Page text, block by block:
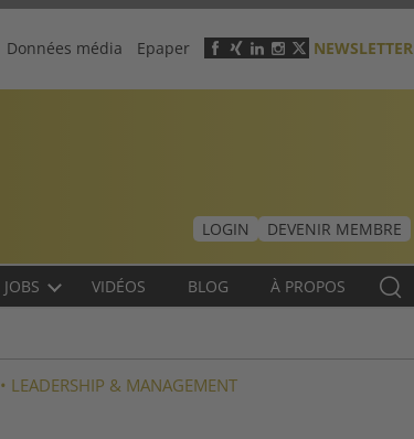
Header
menu
Données média Epaper NEWSLETTER
LOGIN
DEVENIR MEMBRE
JOBS VIDÉOS BLOG À PROPOS
• LEADERSHIP & MANAGEMENT